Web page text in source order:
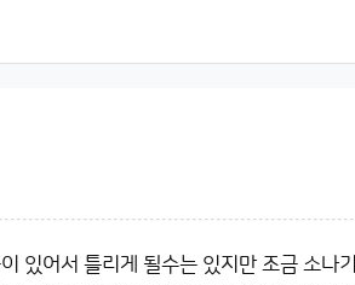
있어서 틀리게 될수는 있지만 조금 소